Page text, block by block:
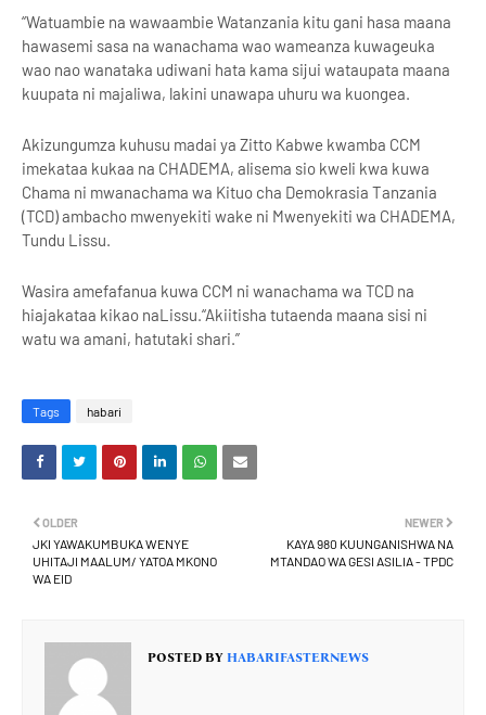
“Watuambie na wawaambie Watanzania kitu gani hasa maana
hawasemi sasa na wanachama wao wameanza kuwageuka
wao nao wanataka udiwani hata kama sijui wataupata maana
kuupata ni majaliwa, lakini unawapa uhuru wa kuongea.
Akizungumza kuhusu madai ya Zitto Kabwe kwamba CCM
imekataa kukaa na CHADEMA, alisema sio kweli kwa kuwa
Chama ni mwanachama wa Kituo cha Demokrasia Tanzania
(TCD) ambacho mwenyekiti wake ni Mwenyekiti wa CHADEMA,
Tundu Lissu.
Wasira amefafanua kuwa CCM ni wanachama wa TCD na
hiajakataa kikao naLissu.“Akiitisha tutaenda maana sisi ni
watu wa amani, hatutaki shari.”
Tags habari
NEWER
KAYA 980 KUUNGANISHWA NA
MTANDAO WA GESI ASILIA - TPDC
OLDER
JKI YAWAKUMBUKA WENYE
UHITAJI MAALUM/ YATOA MKONO
WA EID
POSTED BY HABARIFASTERNEWS